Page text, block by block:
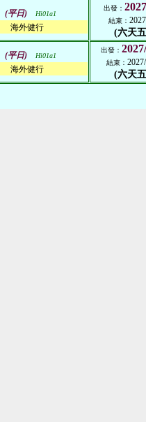
(平日) Hi01a1
海外健行
出發：
結束：
(六天
(平日) Hi01a1
海外健行
出發：
結束：
(六天